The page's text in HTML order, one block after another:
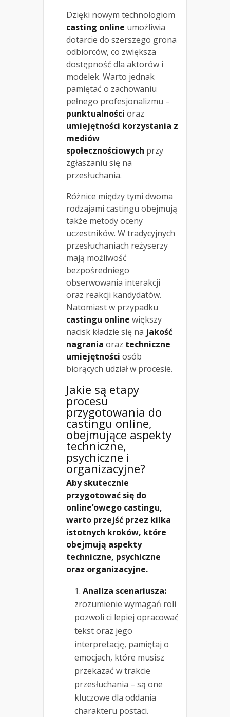
Dzięki nowym technologiom
casting online umożliwia
dotarcie do szerszego grona
odbiorców, co zwiększa
dostępność dla aktorów i
modelek. Warto jednak
pamiętać o zachowaniu
pełnego profesjonalizmu –
punktualności oraz
umiejętności korzystania z
mediów
społecznościowych przy
zgłaszaniu się na
przesłuchania.
Różnice między tymi dwoma
rodzajami castingu obejmują
także metody oceny
uczestników. W tradycyjnych
przesłuchaniach reżyserzy
mają możliwość
bezpośredniego
obserwowania interakcji
oraz reakcji kandydatów.
Natomiast w przypadku
castingu online większy
nacisk kładzie się na jakość
nagrania oraz techniczne
umiejętności osób
biorących udział w procesie.
Jakie są etapy
procesu
przygotowania do
castingu online,
obejmujące aspekty
techniczne,
psychiczne i
organizacyjne?
Aby skutecznie
przygotować się do
online’owego castingu,
warto przejść przez kilka
istotnych kroków, które
obejmują aspekty
techniczne, psychiczne
oraz organizacyjne.
Analiza scenariusza:
zrozumienie wymagań roli
pozwoli ci lepiej opracować
tekst oraz jego
interpretację, pamiętaj o
emocjach, które musisz
przekazać w trakcie
przesłuchania – są one
kluczowe dla oddania
charakteru postaci.